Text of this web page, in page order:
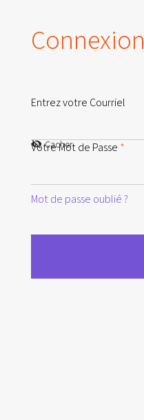
Connexion
Entrez votre Courriel
Votre Mot de Passe *
Cacher
Mot de passe oublié ?